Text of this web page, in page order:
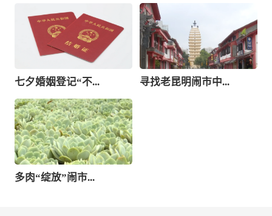
七夕婚姻登记“不... 寻找老昆明闹市中...
多肉“绽放”闹市...